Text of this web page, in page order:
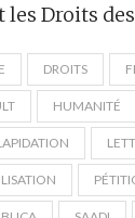
Droits
DROITS
HUMANITÉ